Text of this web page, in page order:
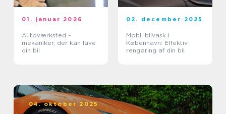
01. januar 2026
Autoværksted –
mekaniker, der kan lave
din bil
02. december 2025
Mobil bilvask i
København: Effektiv
rengøring af din bil
04. oktober 2025